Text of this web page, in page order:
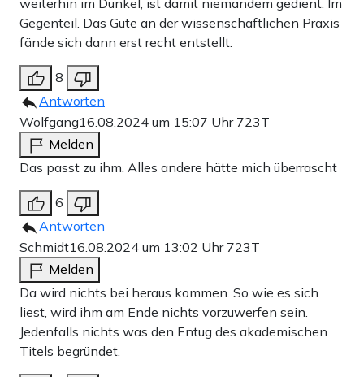
weiterhin im Dunkel, ist damit niemandem gedient. Im
Gegenteil. Das Gute an der wissenschaftlichen Praxis
fände sich dann erst recht entstellt.
8
Antworten
Wolfgang16.08.2024 um 15:07 Uhr 723T
Melden
Das passt zu ihm. Alles andere hätte mich überrascht
6
Antworten
Schmidt16.08.2024 um 13:02 Uhr 723T
Melden
Da wird nichts bei heraus kommen. So wie es sich
liest, wird ihm am Ende nichts vorzuwerfen sein.
Jedenfalls nichts was den Entug des akademischen
Titels begründet.